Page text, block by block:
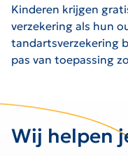
Kinderen krijgen
verzekering als hun
tandartsverzekering
pas van toepassing
Wij helpen